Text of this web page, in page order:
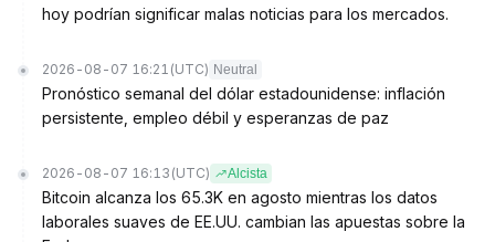
hoy podrían significar malas noticias para los mercados.
2026-08-07 16:21 (UTC) Neutral
Pronóstico semanal del dólar estadounidense: inflación
persistente, empleo débil y esperanzas de paz
2026-08-07 16:13 (UTC) Alcista
Bitcoin alcanza los 65.3K en agosto mientras los datos
laborales suaves de EE.UU. cambian las apuestas sobre la